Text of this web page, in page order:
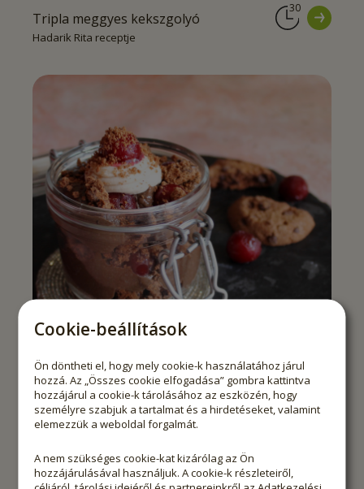
Tripla meggyes kekszgolyó
Hadarik Rita receptje
30
Lúdláb pohárkrém recept
Hadarik Rita receptje
20
Cookie-beállítások
Ön döntheti el, hogy mely cookie-k használatához járul
hozzá. Az „Összes cookie elfogadása” gombra kattintva
hozzájárul a cookie-k tárolásához az eszközén, hogy
személyre szabjuk a tartalmat és a hirdetéseket, valamint
elemezzük a weboldal forgalmát.
A nem szükséges cookie-kat kizárólag az Ön
hozzájárulásával használjuk. A cookie-k részleteiről,